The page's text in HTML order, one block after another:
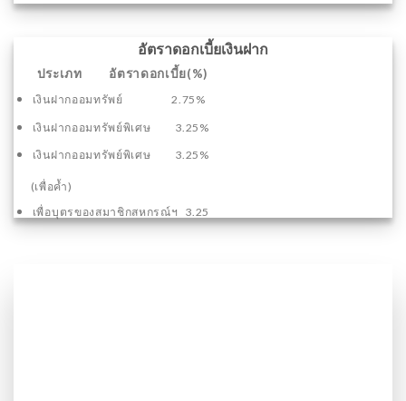
อัตราดอกเบี้ยเงินฝาก
ประเภท อัตราดอกเบี้ย(%)
เงินฝากออมทรัพย์ 2.75%
เงินฝากออมทรัพย์พิเศษ 3.25%
เงินฝากออมทรัพย์พิเศษ 3.25%
(เพื่อค้ำ)
เพื่อบุตรของสมาชิกสหกรณ์ฯ 3.25